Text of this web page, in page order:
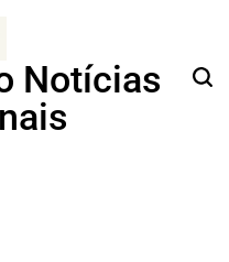
Notícias